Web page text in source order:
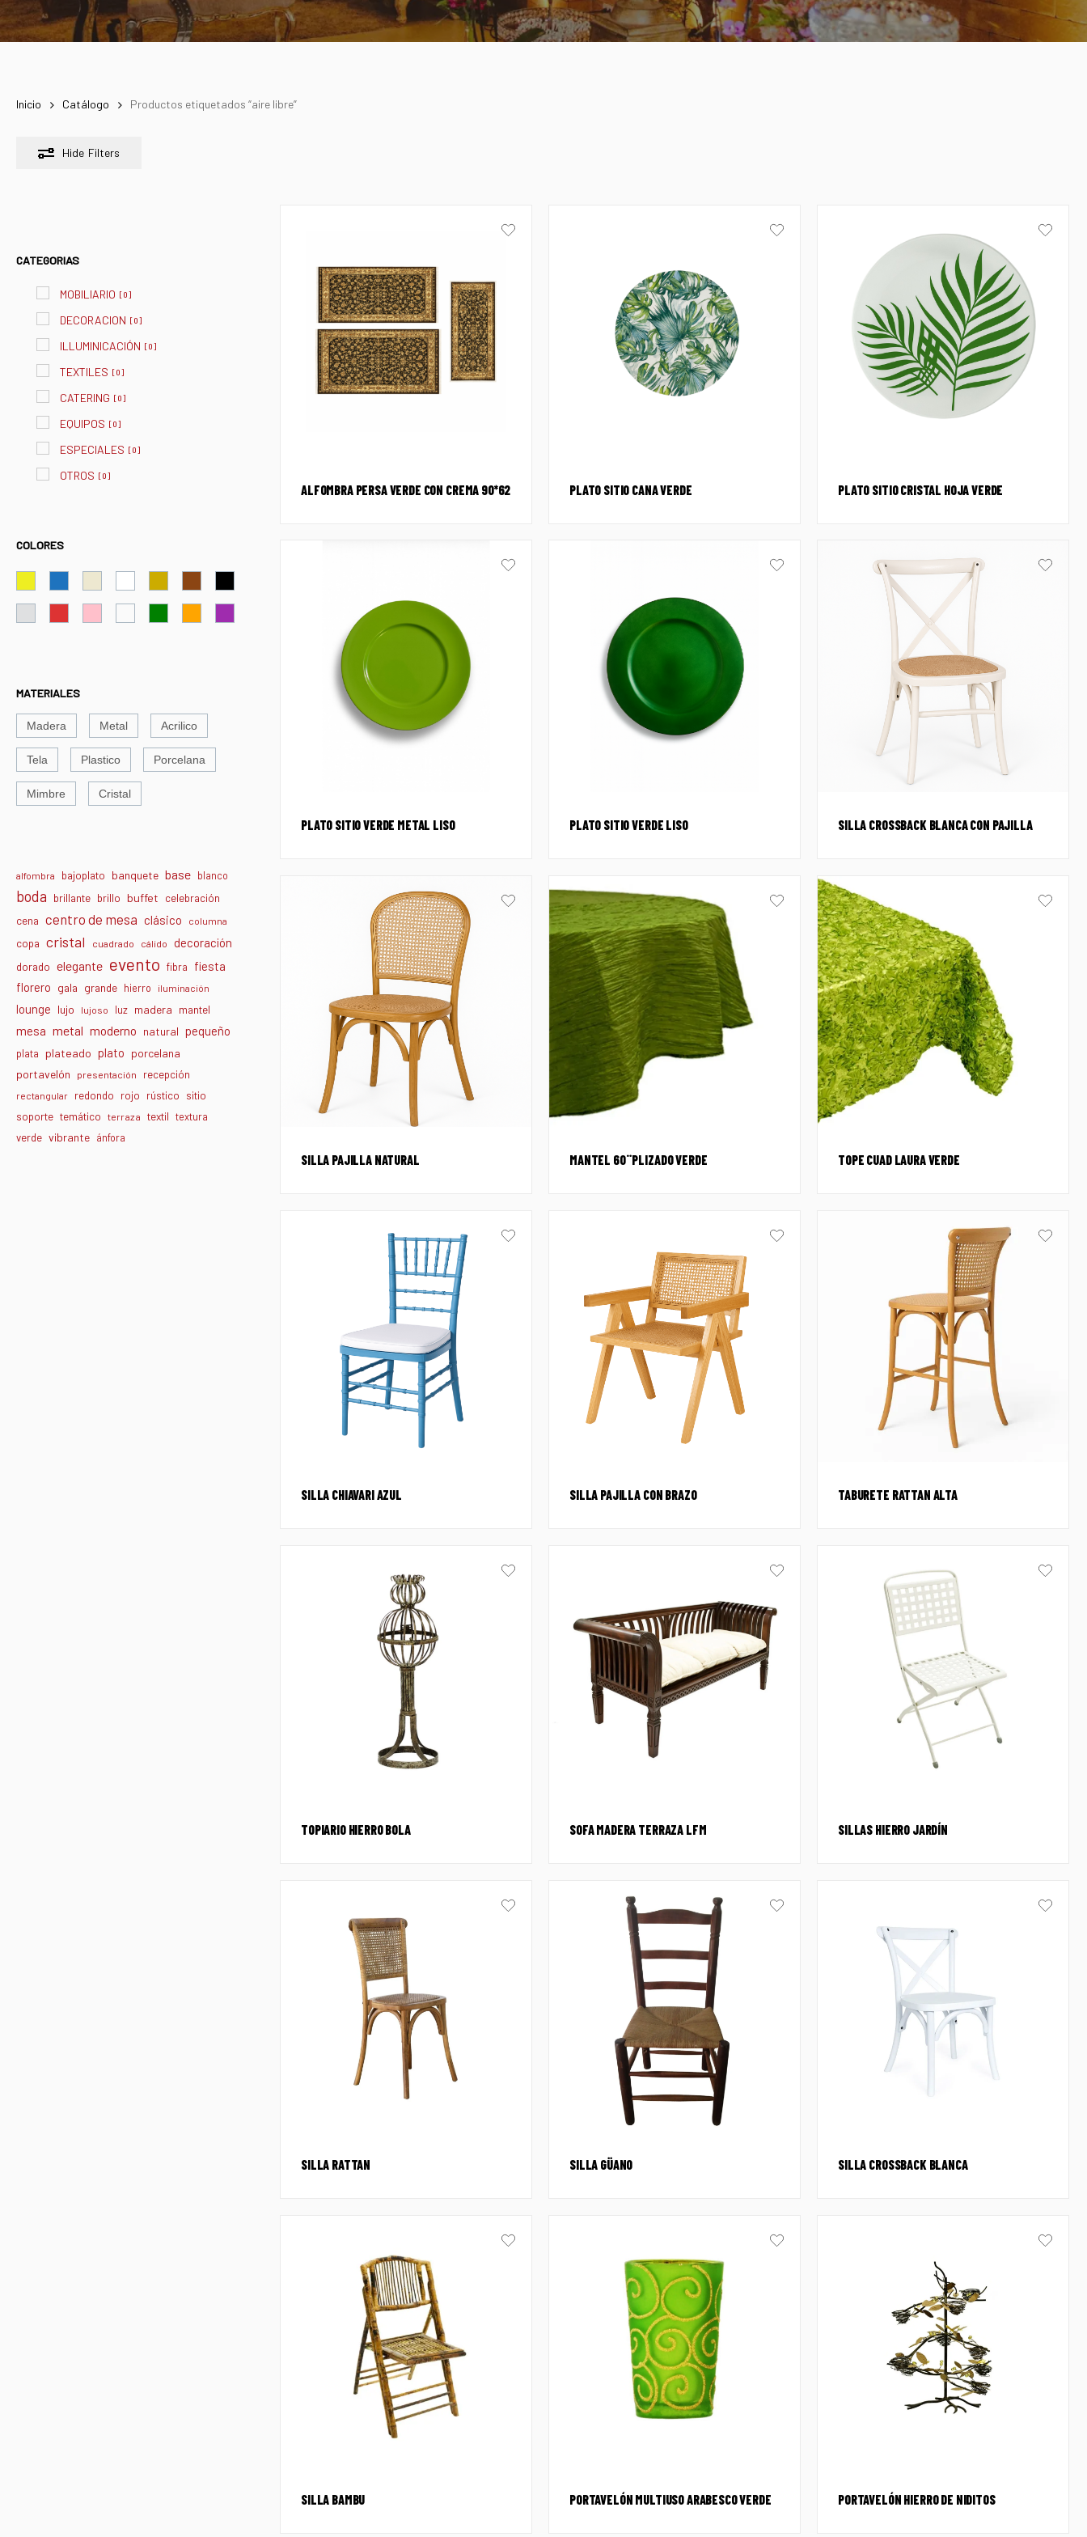
Inicio Catálogo Productos etiquetados “aire libre”
Hide Filters
CATEGORIAS
MOBILIARIO [0]
DECORACION [0]
ILLUMINICACIÓN [0]
TEXTILES [0]
CATERING [0]
EQUIPOS [0]
ESPECIALES [0]
OTROS [0]
COLORES
MATERIALES
Madera Metal Acrilico
Tela Plastico Porcelana
Mimbre Cristal
alfombra bajoplato banquete base blanco
boda brillante brillo buffet celebración
cena centro de mesa clásico columna
copa cristal cuadrado cálido decoración
dorado elegante evento fibra fiesta
florero gala grande hierro iluminación
lounge lujo lujoso luz madera mantel
mesa metal moderno natural pequeño
plata plateado plato porcelana
portavelón
presentación recepción
rectangular redondo rojo rústico
sitio
soporte temático terraza textil textura
verde vibrante ánfora
ALFOMBRA PERSA VERDE CON CREMA 90*62 PLATO SITIO CANA VERDE PLATO SITIO CRISTAL HOJA VERDE
PLATO SITIO VERDE METAL LISO PLATO SITIO VERDE LISO SILLA CROSSBACK BLANCA CON PAJILLA
SILLA PAJILLA NATURAL MANTEL 60¨PLIZADO VERDE TOPE CUAD LAURA VERDE
SILLA CHIAVARI AZUL SILLA PAJILLA CON BRAZO TABURETE RATTAN ALTA
TOPIARIO HIERRO BOLA SOFA MADERA TERRAZA LFM SILLAS HIERRO JARDÍN
SILLA RATTAN SILLA GÜANO SILLA CROSSBACK BLANCA
SILLA BAMBU PORTAVELÓN MULTIUSO ARABESCO VERDE PORTAVELÓN HIERRO DE NIDITOS